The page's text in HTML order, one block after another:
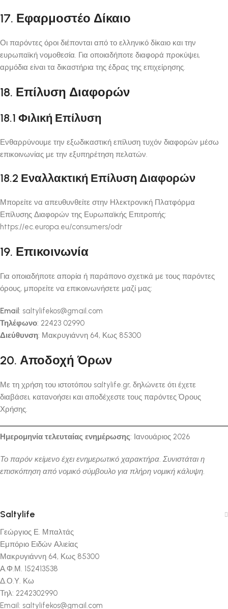
17. Εφαρμοστέο Δίκαιο
Οι παρόντες όροι διέπονται από το ελληνικό δίκαιο και την
ευρωπαϊκή νομοθεσία. Για οποιαδήποτε διαφορά προκύψει,
αρμόδια είναι τα δικαστήρια της έδρας της επιχείρησης.
18. Επίλυση Διαφορών
18.1 Φιλική Επίλυση
Ενθαρρύνουμε την εξωδικαστική επίλυση τυχόν διαφορών μέσω
επικοινωνίας με την εξυπηρέτηση πελατών.
18.2 Εναλλακτική Επίλυση Διαφορών
Μπορείτε να απευθυνθείτε στην Ηλεκτρονική Πλατφόρμα
Επίλυσης Διαφορών της Ευρωπαϊκής Επιτροπής:
https://ec.europa.eu/consumers/odr
19. Επικοινωνία
Για οποιαδήποτε απορία ή παράπονο σχετικά με τους παρόντες
όρους, μπορείτε να επικοινωνήσετε μαζί μας:
Email: saltylifekos@gmail.com
Τηλέφωνο: 22423 02990
Διεύθυνση: Μακρυγιάννη 64, Κως 85300
20. Αποδοχή Όρων
Με τη χρήση του ιστοτόπου saltylife.gr, δηλώνετε ότι έχετε
διαβάσει, κατανοήσει και αποδέχεστε τους παρόντες Όρους
Χρήσης.
Ημερομηνία τελευταίας ενημέρωσης: Ιανουάριος 2026
Το παρόν κείμενο έχει ενημερωτικό χαρακτήρα. Συνιστάται η
επισκόπηση από νομικό σύμβουλο για πλήρη νομική κάλυψη.
Saltylife
Γεώργιος Ε. Μπαλτάς
Εμπόριο Ειδών Αλιείας
Μακρυγιάννη 64, Κως 85300
Α.Φ.Μ. 152413538
Δ.Ο.Υ. Κω
Τηλ: 2242302990
Email: saltylifekos@gmail.com